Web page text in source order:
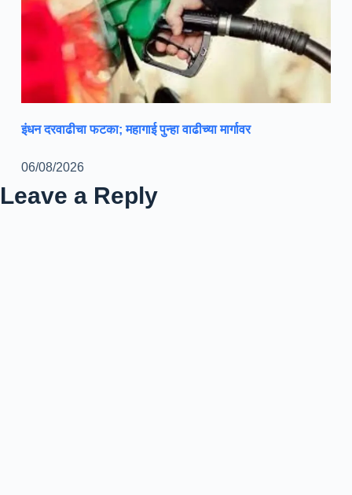
इंधन दरवाढीचा फटका; महागाई पुन्हा वाढीच्या मार्गावर
06/08/2026
Leave a Reply